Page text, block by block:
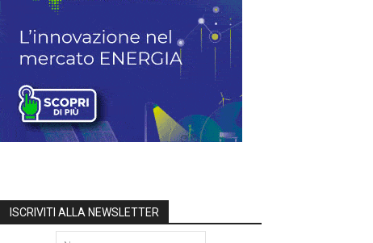
ISCRIVITI ALLA NEWSLETTER